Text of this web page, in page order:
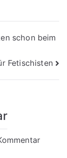
schon beim
Fetischisten